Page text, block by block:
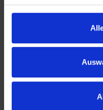
KONTAKT
Portastraße 36
32457 Porta Westfalica
0571 - 870 490 05